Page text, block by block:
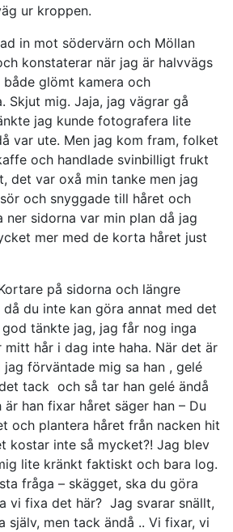
ur kroppen.
in mot södervärn och Möllan
konstaterar när jag är halvvägs
glömt kamera och
Skjut mig. Jaja, jag vägrar gå
jag kunde fotografera lite
var ute. Men jag kom fram, folket
och handlade svinbilligt frukt
det var oxå min tanke men jag
och snyggade till håret och
ner sidorna var min plan då jag
mer med de korta håret just
på sidorna och längre
du inte kan göra annat med det
tänkte jag, jag får nog inga
mitt hår i dag inte haha. När det är
förväntade mig sa han , gelé
tack och så tar han gelé ändå
han fixar håret säger han – Du
och plantera håret från nacken hit
kostar inte så mycket?! Jag blev
lite kränkt faktiskt och bara log.
fråga – skägget, ska du göra
vi fixa det här? Jag svarar snällt,
själv, men tack ändå .. Vi fixar, vi